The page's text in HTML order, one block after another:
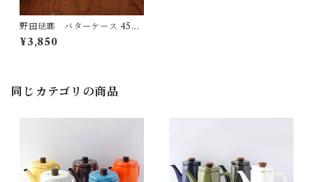
野田琺瑯 バターケース 450g
用
¥3,850
同じカテゴリの商品